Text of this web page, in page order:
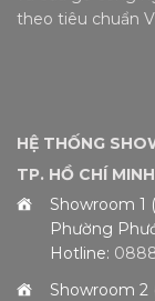
theo tiêu chuẩn
HỆ THỐNG
TP. HỒ CHÍ MINH
Showroom 1
Phường
Hotline:
Showroom 2